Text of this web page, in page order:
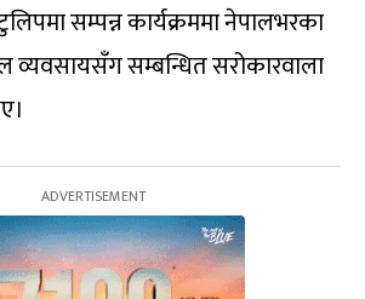
सम्पन्न कार्यक्रममा नेपालभरका
व्यवसायसँग सम्बन्धित सरोकारवाला